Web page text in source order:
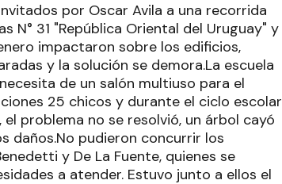
por Oscar Avila a una recorrida
N° 31 "República Oriental del Uruguay" y
impactaron sobre los edificios,
y la solución se demora.La escuela
de un salón multiuso para el
25 chicos y durante el ciclo escolar
problema no se resolvió, un árbol cayó
daños.No pudieron concurrir los
y De La Fuente, quienes se
a atender. Estuvo junto a ellos el